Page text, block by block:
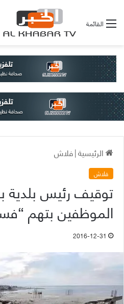
القائمة
الرئيسية|فلاش
فلاش
توقيف رئيس بلدية
الموظفين بتهم
2016-12-31